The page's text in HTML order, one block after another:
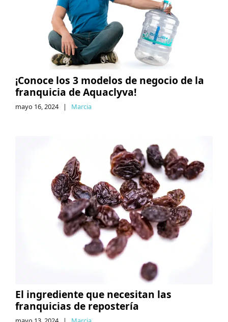
¡Conoce los 3 modelos de negocio de la
franquicia de Aquaclyva!
mayo 16, 2024 | Marcia
El ingrediente que necesitan las
franquicias de repostería